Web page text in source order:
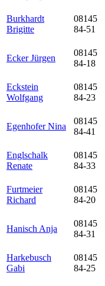
Burkhardt
Brigitte
08145
84-51
Ecker Jürgen
08145
84-18
Eckstein
Wolfgang
08145
84-23
Egenhofer Nina
08145
84-41
Englschalk
Renate
08145
84-33
Furtmeier
Richard
08145
84-20
Hanisch Anja
08145
84-31
Harkebusch
Gabi
08145
84-25